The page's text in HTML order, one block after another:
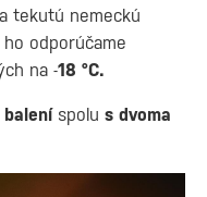
tekutú nemeckú
odporúčame
na -18 °C.
spolu s dvoma